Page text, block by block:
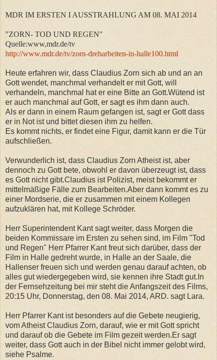
MDR IM ERSTEN I AUSSTRAHLUNG AM 08. MAI 2014
"ZORN- TOD UND REGEN"
Quelle:www,mdr.de/tv
http://www.mdr.de/tv/zorn-dreharbeiten-in-halle100.html
Heute erfahren wir, dass Claudius Zorn sich ab und an an
Gott wendet, manchmal verhandelt er mit Gott, will
verhandeln, manchmal hat er eine Bitte an Gott.Wütend ist
er auch manchmal auf Gott, er sagt es ihm dann auch.
Als er dann in einem Raum gefangen ist, sagt er Gott dass
er in Not ist und bittet diesen ihm zu helfen.
Es kommt nichts, er findet eine Figur, damit kann er die Tür
aufschließen.
Verwunderlich ist, dass Claudius Zorn Atheist ist, aber
dennoch zu Gott bete, obwohl er davon überzeugt ist, dass
es Gott nicht gibt.Claudius ist Polizist, meist bekommt er
mittelmäßige Fälle zum Bearbeiten.Aber dann kommt es zu
einer Mordserie, die er zusammen mit einem Kollegen
aufzuklären hat, mit Kollege Schröder.
Herr Superintendent Kant sagt weiter, dass Morgen die
beiden Kommissare im Ersten zu sehen sind, im Film "Tod
und Regen" Herr Pfarrer Kant freut sich darüber, dass der
Film in Halle gedreht wurde, in Halle an der Saale, die
Hallenser freuen sich und werden genau darauf achten, ob
alles gut wiedergegeben wird, sie kennen ihre Stadt gut.In
der Fernsehzeitung bei mir steht die Anfangszeit des Films,
20:15 Uhr, Donnerstag, den 08. Mai 2014, ARD. sagt Lara.
Herr Pfarrer Kant ist besonders auf die Gebete neugierig,
vom Atheist Claudius Zorn, darauf, wie er mit Gott spricht
und darauf ob die Gebete im Film gezeit werden.Er sagt
weiter, dass Gott auch in der Bibel nicht immer gelobt wird,
siehe Psalme.